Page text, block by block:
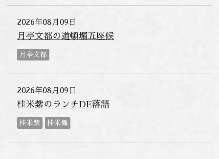
2026年08月09日
月亭文都の道頓堀五座候
月亭文都
2026年08月09日
桂米紫のランチDE落語
桂米紫 桂米舞